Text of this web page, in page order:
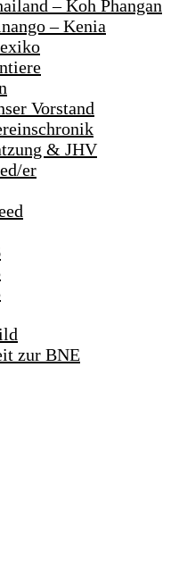
– Koh Phangan
– Kenia
& JHV
er
zur BNE